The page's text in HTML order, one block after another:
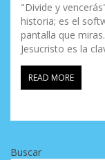
"Divide y
historia; es el
pantalla que
Jesucristo es la
READ MORE
Buscar